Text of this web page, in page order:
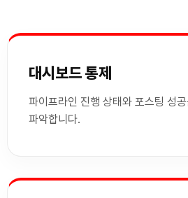
대시보드 통제
파이프라인 진행 상태와 포스팅 성공
파악합니다.